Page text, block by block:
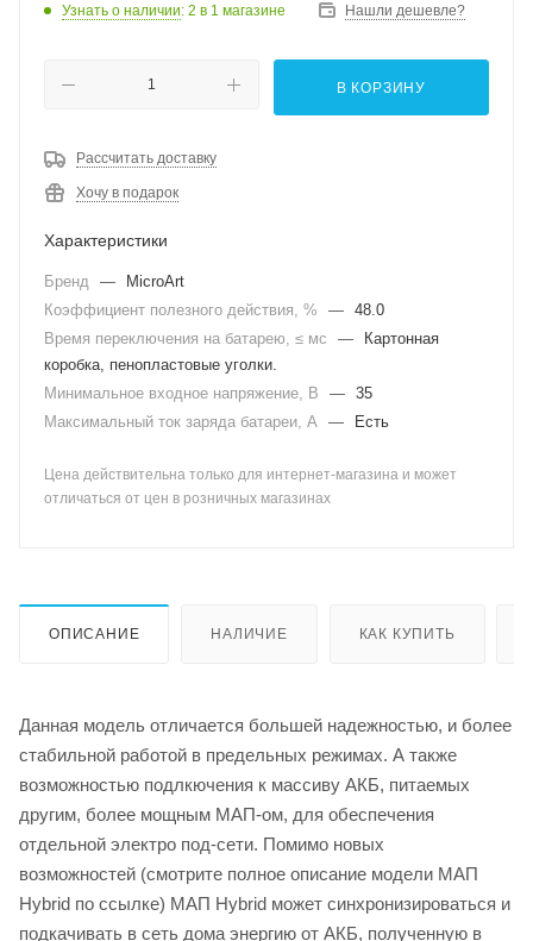
Узнать о наличии: 2 в 1 магазине Нашли дешевле?
В КОРЗИНУ
Рассчитать доставку
Хочу в подарок
Характеристики
Бренд —
MicroArt
Коэффициент полезного действия, %
— 48.0
Время переключения на батарею, ≤ мс
—
Картонная
коробка, пенопластовые уголки.
Минимальное входное напряжение, В
— 35
Максимальный ток заряда батареи, А — Есть
Цена действительна только для интернет-магазина и может
отличаться от цен в розничных магазинах
ОПИСАНИЕ НАЛИЧИЕ КАК КУПИТЬ
Данная модель отличается большей надежностью, и более
стабильной работой в предельных режимах. А также
возможностью подлкючения к массиву АКБ, питаемых
другим, более мощным МАП-ом, для обеспечения
отдельной электро под-сети. Помимо новых
возможностей (смотрите полное описание модели МАП
Hybrid по ссылке) МАП Hybrid может синхронизироваться и
подкачивать в сеть дома энергию от АКБ, полученную в